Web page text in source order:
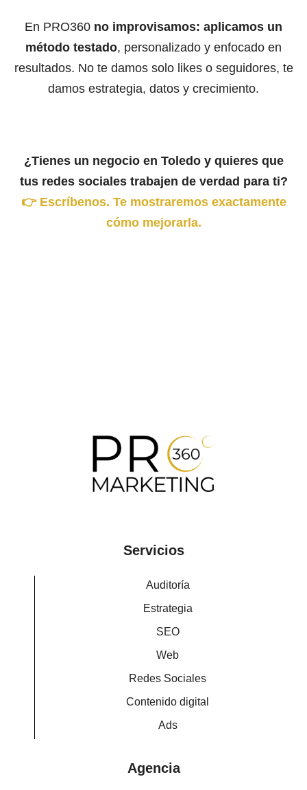
En PRO360 no improvisamos: aplicamos un
método testado, personalizado y enfocado en
resultados. No te damos solo likes o seguidores, te
damos estrategia, datos y crecimiento.
¿Tienes un negocio en Toledo y quieres que
tus redes sociales trabajen de verdad para ti?
👉 Escríbenos. Te mostraremos exactamente
cómo mejorarla.
Servicios
Auditoría
Estrategia
SEO
Web
Redes Sociales
Contenido digital
Ads
Agencia